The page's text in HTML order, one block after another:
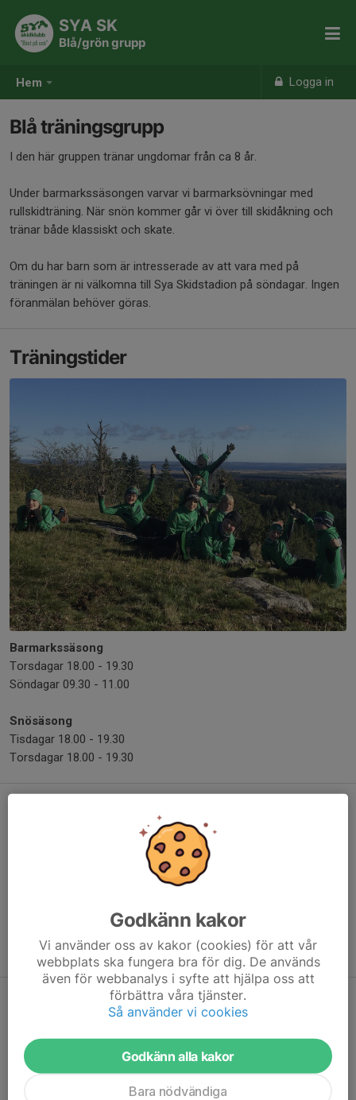
Hem Logga in
SYA SK
Blå/grön grupp
Blå träningsgrupp
I den här gruppen tränar ungdomar från ca 8 år.
Under barmarkssäsongen varvar vi barmarksövningar med
rullskidträning. När snön kommer går vi över till skidåkning och
tränar både klassiskt och skate.
Om du har barn som är intresserade av att vara med på
träningen är ni välkomna till Sya Skidstadion på söndagar. Ingen
föranmälan behöver göras.
Träningstider
Barmarkssäsong
Torsdagar 18.00 - 19.30
Söndagar 09.30 - 11.00
Snösäsong
Tisdagar 18.00 - 19.30
Torsdagar 18.00 - 19.30
Spåravgift och medlemskap
Det är gratis för alla barn och ungdomar att åka i skidspåren.
För att vara med på träningarna behöver man vara medlem i
vid 2 träningstillfällen, därefter behövs medlemskap.
Under snösäsongen arrangeras det tävlingar i närområdet
nästan varje helg.
Du anmäler dig själv till de tävlingar du vill delta i!
Godkänn kakor
Vi använder oss av kakor (cookies) för att vår
webbplats ska fungera bra för dig. De används
även för webbanalys i syfte att hjälpa oss att
förbättra våra tjänster.
Så använder vi cookies
Godkänn alla kakor
Bara nödvändiga